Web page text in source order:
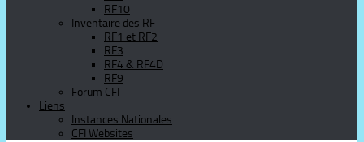
RF10
Inventaire des RF
RF1 et RF2
RF3
RF4 & RF4D
RF9
Forum CFI
Liens
Instances Nationales
CFI Websites